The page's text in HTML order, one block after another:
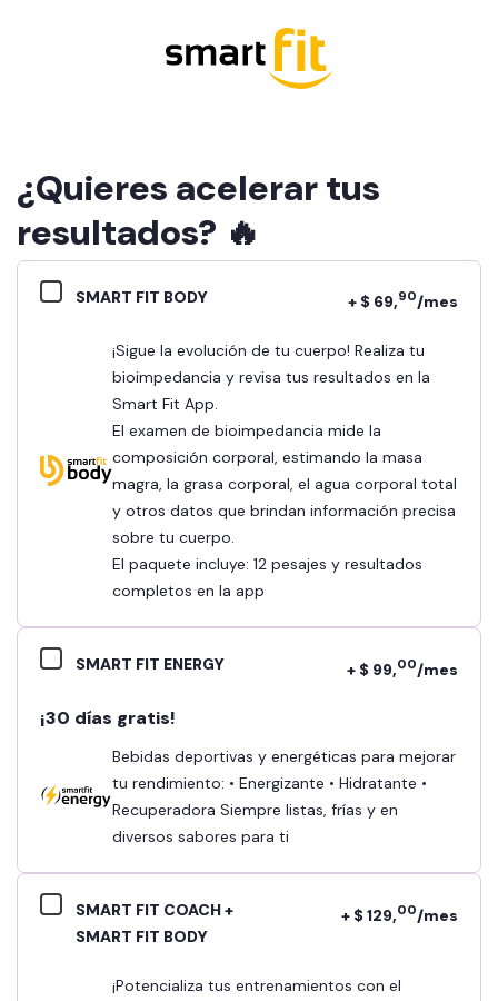
¿Quieres acelerar tus
resultados? 🔥
SMART FIT BODY + $ 69,90/mes
¡Sigue la evolución de tu cuerpo! Realiza tu
bioimpedancia y revisa tus resultados en la
Smart Fit App.
El examen de bioimpedancia mide la
composición corporal, estimando la masa
magra, la grasa corporal, el agua corporal total
y otros datos que brindan información precisa
sobre tu cuerpo.
El paquete incluye: 12 pesajes y resultados
completos en la app
SMART FIT ENERGY + $ 99,00/mes
¡30 días gratis!
Bebidas deportivas y energéticas para mejorar
tu rendimiento: • Energizante • Hidratante •
Recuperadora Siempre listas, frías y en
diversos sabores para ti
SMART FIT COACH +
SMART FIT BODY
+ $ 129,00/mes
¡Potencializa tus entrenamientos con el